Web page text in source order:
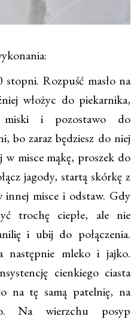
Rozpuść masło na
włożyc do piekarnika,
i pozostawo do
bo zaraz będziesz do niej
w misce mąkę, proszek do
jagody, startą skórkę z
misce i odstaw. Gdy
trochę ciepłe, ale nie
i ubij do połączenia.
następnie mleko i jajko.
cienkiego ciasta
na tę samą patelnię, na
Na wierzchu posyp